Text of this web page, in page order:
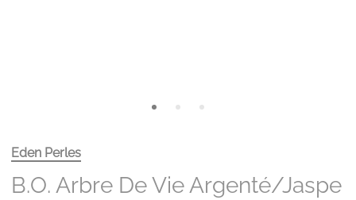
Eden Perles
B.O. Arbre De Vie Argenté/jaspe